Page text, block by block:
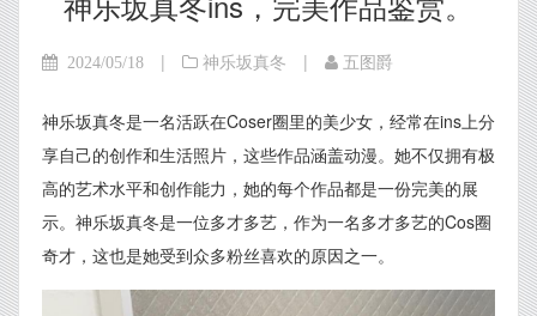
2024/05/18 | 神乐坂真冬 | 五图爵
神乐坂真冬是一名活跃在Coser圈里的美少女，经常在ins上分
享自己的创作和生活照片，这些作品涵盖动漫。她不仅拥有极
高的艺术水平和创作能力，她的每个作品都是一份完美的展
示。神乐坂真冬是一位多才多艺，作为一名多才多艺的Cos圈
奇才，这也是她受到众多粉丝喜欢的原因之一。